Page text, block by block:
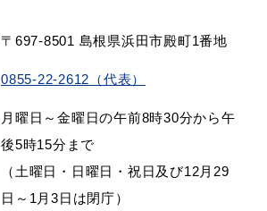
〒697-8501 島根県浜田市殿町1番地
0855-22-2612（代表）
月曜日～金曜日の午前8時30分から午
後5時15分まで
（土曜日・日曜日・祝日及び12月29
日～1月3日は閉庁）